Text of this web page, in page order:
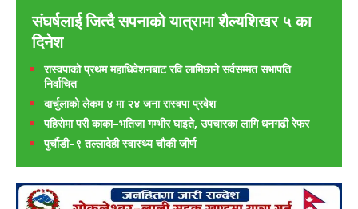
संघर्षलाई जित्दै सपनाको यात्रामा शैल्यशिखर ५ का
दिनेश
रास्वपाको प्रथम महाधिवेशनबाट रवि लामिछाने सर्वसम्मत सभापति
निर्वाचित
दार्चुलाको लेकम ४ मा २४ जना रास्वपा प्रवेश
पहिरोमा परी काका–भतिजा गम्भीर घाइते, उपचारका लागि धनगढी रेफर
पुर्चौडी–९ तल्लादेही स्वास्थ्य चौकी जीर्ण